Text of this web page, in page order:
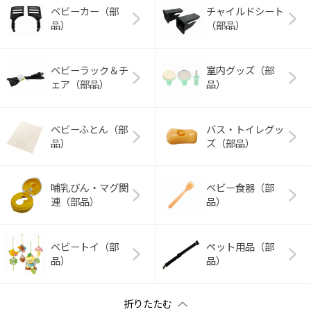
ベビーカー（部
品）
チャイルドシート
（部品）
ベビーラック＆チ
ェア（部品）
室内グッズ（部
品）
ベビーふとん（部
品）
バス・トイレグッ
ズ（部品）
哺乳びん・マグ関
連（部品）
ベビー食器（部
品）
ベビートイ（部
品）
ペット用品（部
品）